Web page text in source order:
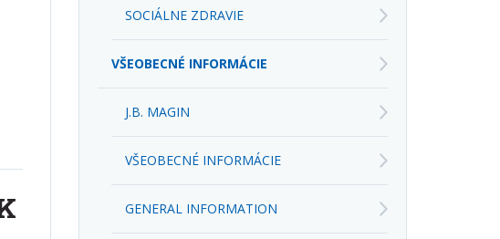
VŠEOBECNÉ INFORMÁCIE
J.B. MAGIN
VŠEOBECNÉ INFORMÁCIE
GENERAL INFORMATION
ОБЩАЯ ИНФОРМАЦИЯ